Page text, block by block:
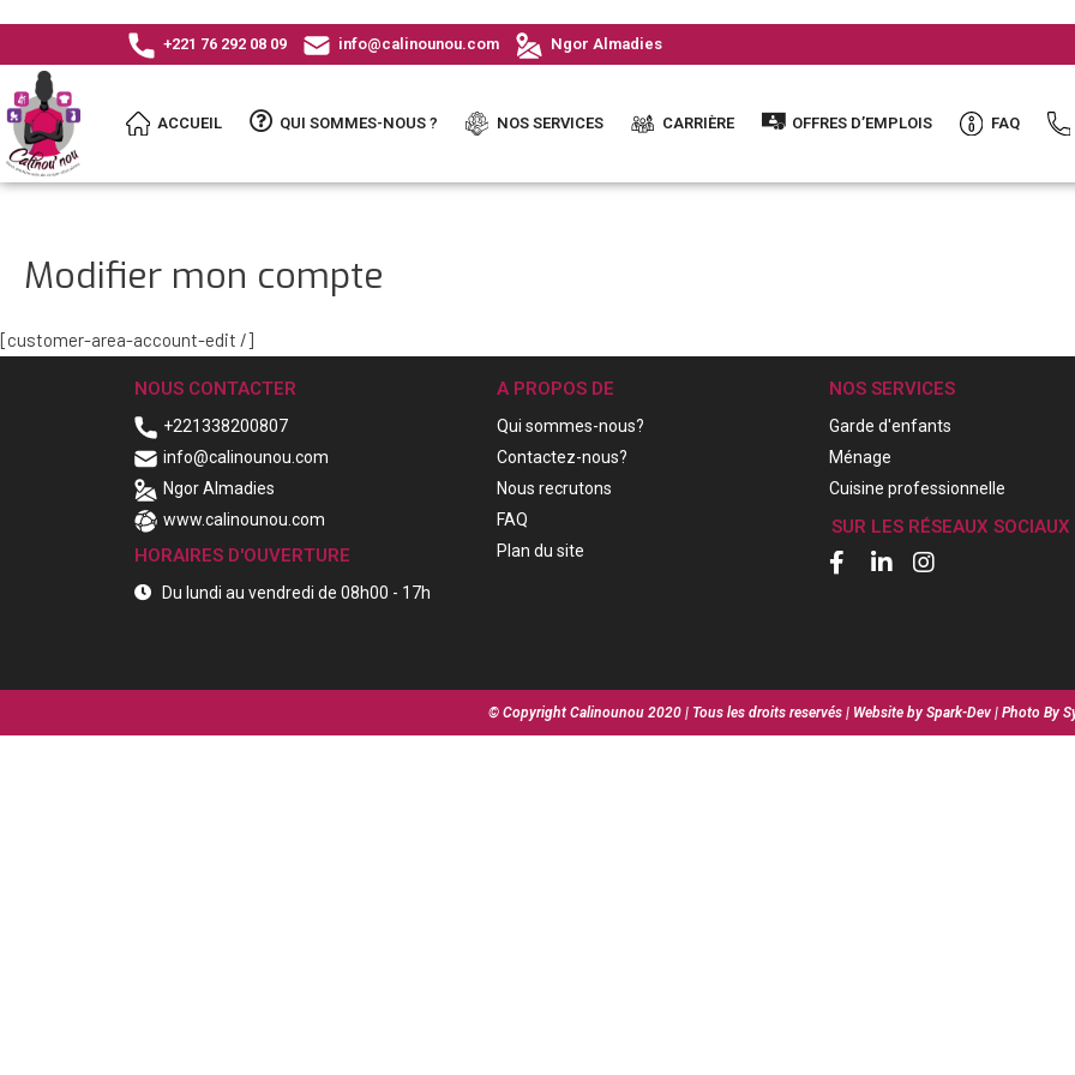
+221 76 292 08 09 info@calinounou.com Ngor Almadies
ACCUEIL QUI SOMMES-NOUS ? NOS SERVICES CARRIÈRE OFFRES D’EMPLOIS FAQ
Modifier mon compte
[customer-area-account-edit /]
NOUS CONTACTER
+221338200807
info@calinounou.com
Ngor Almadies
www.calinounou.com
HORAIRES D'OUVERTURE
Du lundi au vendredi de 08h00 - 17h
A PROPOS DE
Qui sommes-nous?
Contactez-nous?
Nous recrutons
FAQ
Plan du site
NOS SERVICES
Garde d'enfants
Ménage
Cuisine professionnelle
SUR LES RÉSEAUX SOCIAUX
© Copyright Calinounou 2020 | Tous les droits reservés | Website by Spark-Dev | Photo By